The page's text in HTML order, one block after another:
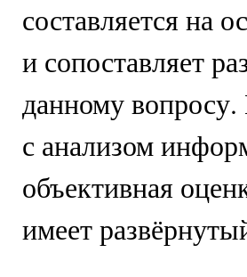
составляется на
и сопоставляет
данному вопросу.
с анализом
объективная
имеет